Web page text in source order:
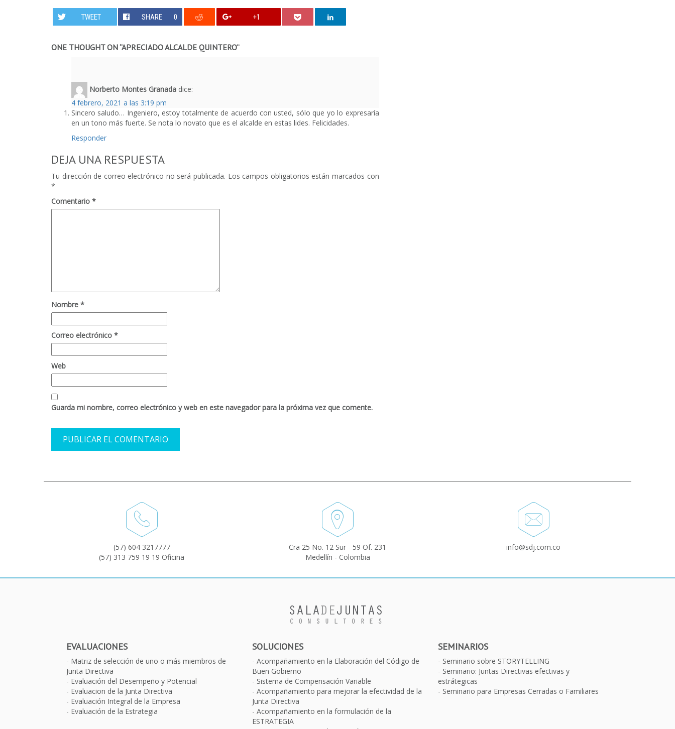
TWEET SHARE 0 +1
ONE THOUGHT ON “APRECIADO ALCALDE QUINTERO”
Norberto Montes Granada dice:
4 febrero, 2021 a las 3:19 pm
Sincero saludo… Ingeniero, estoy totalmente de acuerdo con usted, sólo que yo lo expresaría
en un tono más fuerte. Se nota lo novato que es el alcalde en estas lides. Felicidades.
Responder
DEJA UNA RESPUESTA
Tu dirección de correo electrónico no será publicada. Los campos obligatorios están marcados con
*
Comentario *
Nombre *
Correo electrónico *
Web
Guarda mi nombre, correo electrónico y web en este navegador para la próxima vez que comente.
(57) 604 3217777
(57) 313 759 19 19 Oficina
Cra 25 No. 12 Sur - 59 Of. 231
Medellín - Colombia
info@sdj.com.co
EVALUACIONES
Matriz de selección de uno o más miembros de
Junta Directiva
Evaluación del Desempeño y Potencial
Evaluacion de la Junta Directiva
Evaluación Integral de la Empresa
Evaluación de la Estrategia
SOLUCIONES
Acompañamiento en la Elaboración del Código de
Buen Gobierno
Sistema de Compensación Variable
Acompañamiento para mejorar la efectividad de la
Junta Directiva
Acompañamiento en la formulación de la
ESTRATEGIA
SEMINARIOS
Seminario sobre STORYTELLING
Seminario: Juntas Directivas efectivas y
estrátegicas
Seminario para Empresas Cerradas o Familiares